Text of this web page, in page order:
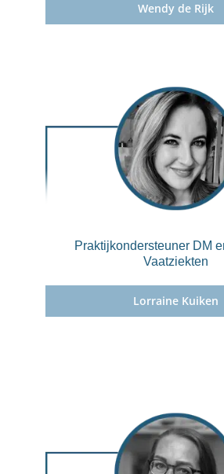
Wendy de Rijk
Praktijkondersteuner DM
Vaatziekten
Lorraine Kuiken